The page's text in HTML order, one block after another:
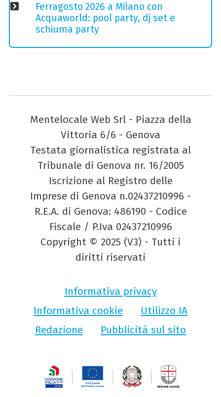
Ferragosto 2026 a Milano con
Acquaworld: pool party, dj set e
schiuma party
Mentelocale Web Srl - Piazza della
Vittoria 6/6 - Genova
Testata giornalistica registrata al
Tribunale di Genova nr. 16/2005
Iscrizione al Registro delle
Imprese di Genova n.02437210996 -
R.E.A. di Genova: 486190 - Codice
Fiscale / P.Iva 02437210996
Copyright © 2025 (V3) - Tutti i
diritti riservati
Informativa privacy
Informativa cookie
Utilizzo IA
Redazione
Pubblicità sul sito